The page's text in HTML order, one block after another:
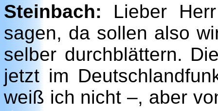
Steinbach: Lieber
sagen, da sollen also
selber durchblättern.
jetzt im
weiß ich nicht –, aber